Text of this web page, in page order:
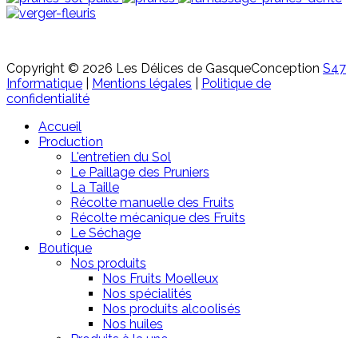
Copyright © 2026 Les Délices de GasqueConception S47
Informatique
Mentions légales
Politique de
confidentialité
Accueil
Production
L'entretien du Sol
Le Paillage des Pruniers
La Taille
Récolte manuelle des Fruits
Récolte mécanique des Fruits
Le Séchage
Boutique
Nos produits
Nos Fruits Moelleux
Nos spécialités
Nos produits alcoolisés
Nos huiles